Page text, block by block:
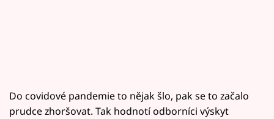
Do covidové pandemie to nějak šlo, pak se to začalo
prudce zhoršovat. Tak hodnotí odborníci výskyt